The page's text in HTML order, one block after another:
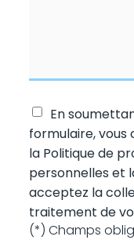
En
formulaire, vous
la Politique de
personnelles et
acceptez la
traitement de
(*) Champs